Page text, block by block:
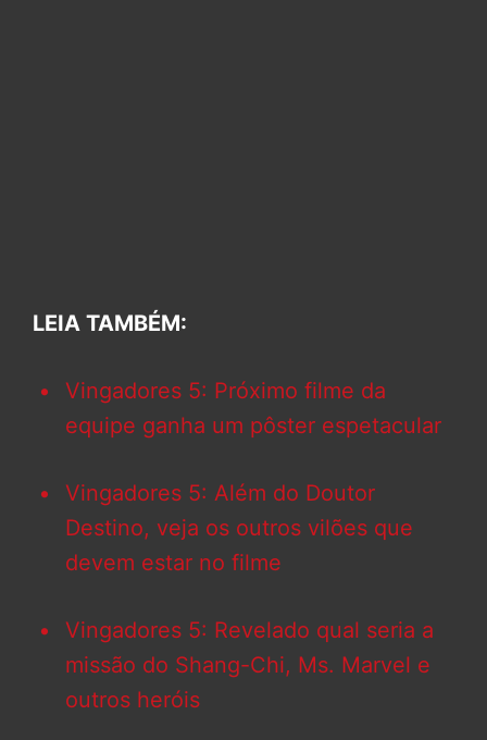
LEIA TAMBÉM:
Vingadores 5: Próximo filme da
equipe ganha um pôster espetacular
Vingadores 5: Além do Doutor
Destino, veja os outros vilões que
devem estar no filme
Vingadores 5: Revelado qual seria a
missão do Shang-Chi, Ms. Marvel e
outros heróis